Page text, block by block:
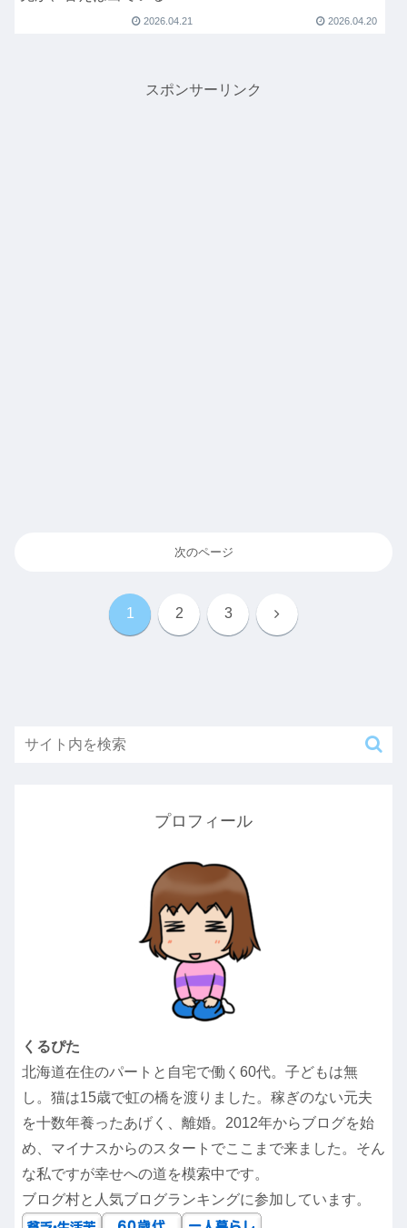
2026.04.21 2026.04.20
スポンサーリンク
次のページ
1 2 3 次
プロフィール
くるぴた
北海道在住のパートと自宅で働く60代。子どもは無
し。猫は15歳で虹の橋を渡りました。稼ぎのない元夫
を十数年養ったあげく、離婚。2012年からブログを始
め、マイナスからのスタートでここまで来ました。そん
な私ですが幸せへの道を模索中です。
ブログ村と人気ブログランキングに参加しています。